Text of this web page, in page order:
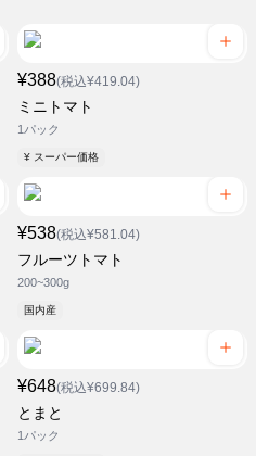
¥388(税込¥419.04)
ミニトマト
1パック
¥ スーパー価格
¥538(税込¥581.04)
フルーツトマト
200~300g
国内産
¥648(税込¥699.84)
とまと
1パック